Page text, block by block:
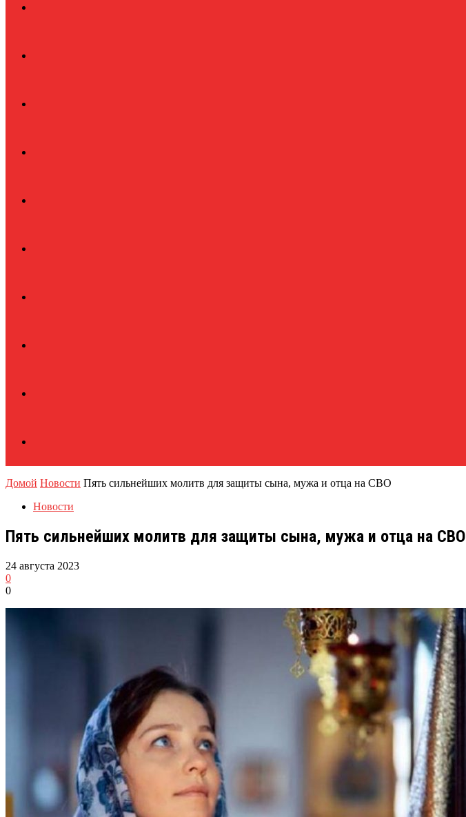
Домой Новости Пять сильнейших молитв для защиты сына, мужа и отца на СВО
Новости
Пять сильнейших молитв для защиты сына, мужа и отца на СВО
24 августа 2023
0
0